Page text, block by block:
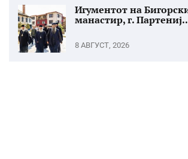
Игументот на
манастир, г.
8 АВГУСТ, 2026